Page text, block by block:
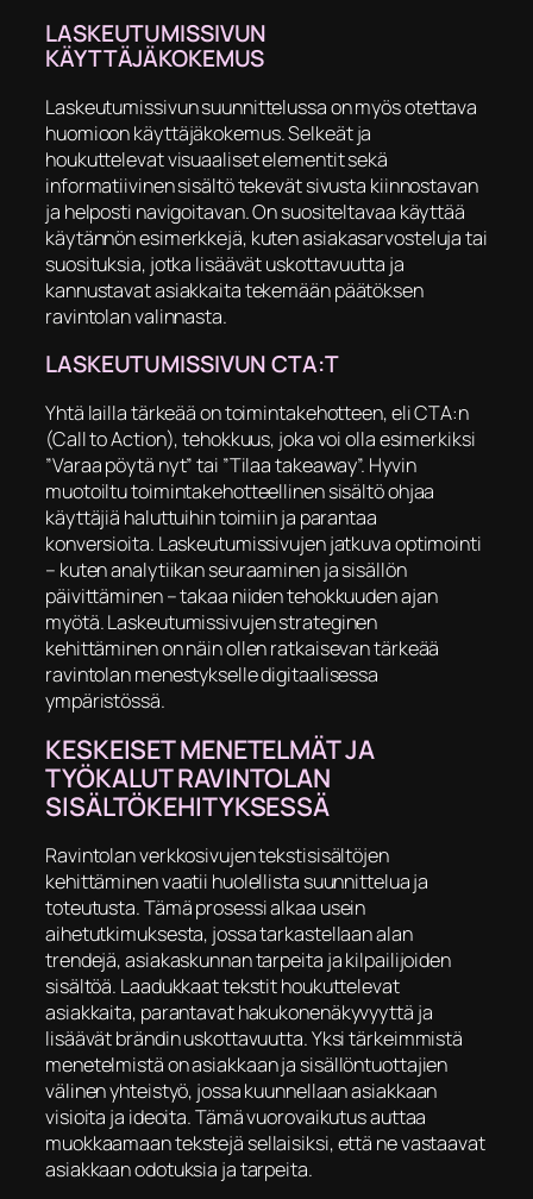
LASKEUTUMISSIVUN
KÄYTTÄJÄKOKEMUS
Laskeutumissivun suunnittelussa on myös otettava
huomioon käyttäjäkokemus. Selkeät ja
houkuttelevat visuaaliset elementit sekä
informatiivinen sisältö tekevät sivusta kiinnostavan
ja helposti navigoitavan. On suositeltavaa käyttää
käytännön esimerkkejä, kuten asiakasarvosteluja tai
suosituksia, jotka lisäävät uskottavuutta ja
kannustavat asiakkaita tekemään päätöksen
ravintolan valinnasta.
LASKEUTUMISSIVUN CTA:T
Yhtä lailla tärkeää on toimintakehotteen, eli CTA:n
(Call to Action), tehokkuus, joka voi olla esimerkiksi
”Varaa pöytä nyt” tai ”Tilaa takeaway”. Hyvin
muotoiltu toimintakehotteellinen sisältö ohjaa
käyttäjiä haluttuihin toimiin ja parantaa
konversioita. Laskeutumissivujen jatkuva optimointi
– kuten analytiikan seuraaminen ja sisällön
päivittäminen – takaa niiden tehokkuuden ajan
myötä. Laskeutumissivujen strateginen
kehittäminen on näin ollen ratkaisevan tärkeää
ravintolan menestykselle digitaalisessa
ympäristössä.
KESKEISET MENETELMÄT JA
TYÖKALUT RAVINTOLAN
SISÄLTÖKEHITYKSESSÄ
Ravintolan verkkosivujen tekstisisältöjen
kehittäminen vaatii huolellista suunnittelua ja
toteutusta. Tämä prosessi alkaa usein
aihetutkimuksesta, jossa tarkastellaan alan
trendejä, asiakaskunnan tarpeita ja kilpailijoiden
sisältöä. Laadukkaat tekstit houkuttelevat
asiakkaita, parantavat hakukonenäkyvyyttä ja
lisäävät brändin uskottavuutta. Yksi tärkeimmistä
menetelmistä on asiakkaan ja sisällöntuottajien
välinen yhteistyö, jossa kuunnellaan asiakkaan
visioita ja ideoita. Tämä vuorovaikutus auttaa
muokkaamaan tekstejä sellaisiksi, että ne vastaavat
asiakkaan odotuksia ja tarpeita.